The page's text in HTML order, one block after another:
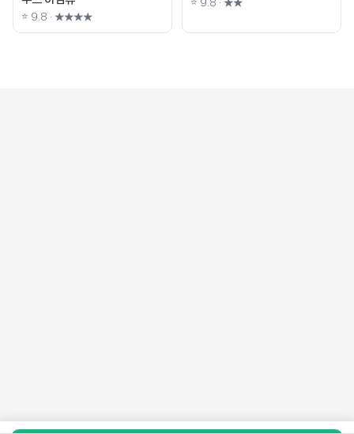
⭐ 9.8 · ★★★★